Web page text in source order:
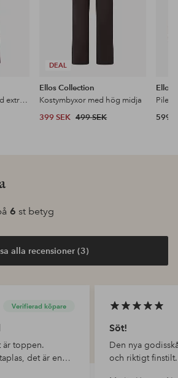
Vida kostymbyxor med extra hög midja
DEAL
Ellos Collection
Kostymbyxor med hög midja
399 SEK 499 SEK
Ellos
599
6 st betyg
alla recensioner (3)
Verifierad köpare
är toppen.
det är en
Söt!
Den nya
och riktigt finstilt.